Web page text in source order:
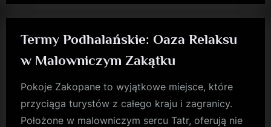
Termy Podhalańskie: Oaza Relaksu
w Malowniczym Zakątku
Pokoje Zakopane to wyjątkowe miejsce, które
przyciąga turystów z całego kraju i zagranicy.
Położone w malowniczym sercu Tatr, oferują nie